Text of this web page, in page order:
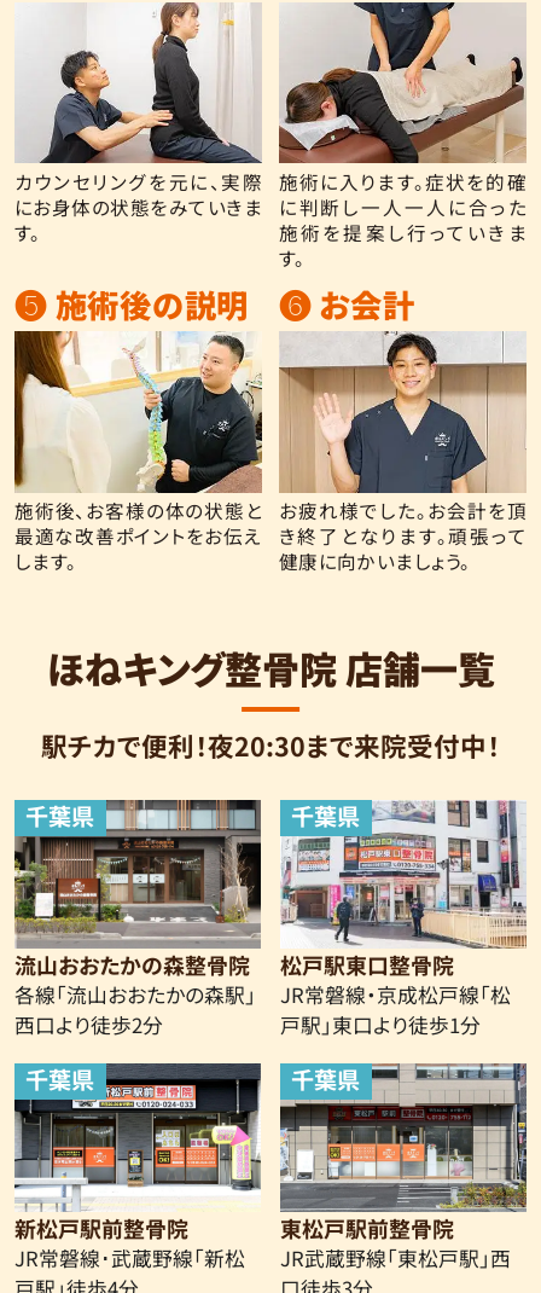
カウンセリングを元に、実際
にお身体の状態をみていきま
す。
施術に入ります。症状を的確
に判断し一人一人に合った
施術を提案し行っていきま
す。
❺ 施術後の説明
施術後、お客様の体の状態と
最適な改善ポイントをお伝え
します。
❻ お会計
お疲れ様でした。お会計を頂
き終了となります。頑張って
健康に向かいましょう。
ほねキング整骨院 店舗一覧
駅チカで便利！夜20:30まで来院受付中！
千葉県
流山おおたかの森整骨院
各線「流山おおたかの森駅」
西口より徒歩2分
千葉県
松戸駅東口整骨院
JR常磐線・京成松戸線「松
戸駅」東口より徒歩1分
千葉県
新松戸駅前整骨院
JR常磐線･武蔵野線「新松
千葉県
東松戸駅前整骨院
JR武蔵野線「東松戸駅」西